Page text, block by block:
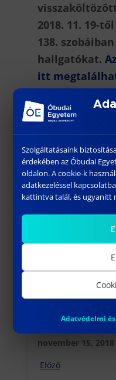
2018. 11. 19-
138.
hallgatókat.
itt
További
Francsovics
november 15, 2018
Előző
Szolgáltatásaink
érdekében az Óbudai
oldalon. A cookie-k
adatkezeléssel
kattintva talál, és ugyanitt
Adatvédelmi